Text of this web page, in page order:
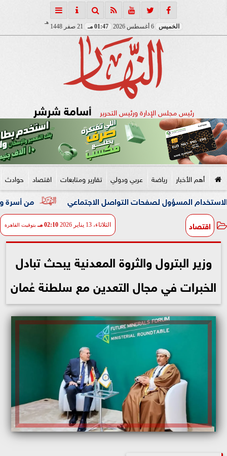
الخميس 01:47 مـ 21 صفر 1448
هـ
رئيس مجلس الإدارة ورئيس التحرير أسامة شرشر
أهم الأخبار رياضة عربي ودولي تقارير ومتابعات اقتصاد حوادث
من أسرة واحدة.. إصابة 13 شخصا فى حادث انقلاب ميكروباص على الصحراوى الشرقى ببنى سويف لصفحات التواصل الاجتماعي
اقتصاد الثلاثاء، 13 يناير 2026 02:10 مـ بتوقيت القاهرة
وزير البترول والثروة المعدنية يبحث تبادل
الخبرات في مجال التعدين مع سلطنة عُمان